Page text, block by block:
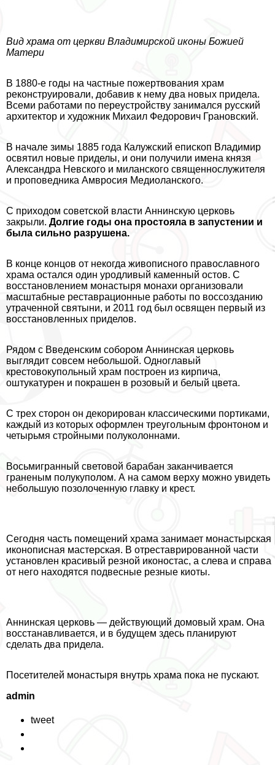
Вид храма от церкви Владимирской иконы Божией
Матери
В 1880-е годы на частные пожертвования храм
реконструировали, добавив к нему два новых придела.
Всеми работами по переустройству занимался русский
архитектор и художник Михаил Федорович Грановский.
В начале зимы 1885 года Калужский епископ Владимир
освятил новые приделы, и они получили имена князя
Александра Невского и миланского священнослужителя
и проповедника Амвросия Медиоланского.
С приходом советской власти Аннинскую церковь
закрыли. Долгие годы она простояла в запустении и
была сильно разрушена.
В конце концов от некогда живописного православного
храма остался один уpoдливый каменный остов. С
восстановлением монастыря монахи организовали
масштабные реставрационные работы по воссозданию
утраченной святыни, и 2011 год был освящен первый из
восстановленных приделов.
Рядом с Введенским собором Аннинская церковь
выглядит совсем небольшой. Одноглавый
крестовокупольный храм построен из кирпича,
оштукатурен и покрашен в розовый и белый цвета.
С трех сторон он декорирован классическими портиками,
каждый из которых оформлен треугольным фронтоном и
четырьмя стройными полуколоннами.
Восьмигранный световой баpaбан заканчивается
граненым полукуполом. А на самом верху можно увидеть
небольшую позолоченную главку и крест.
Сегодня часть помещений храма занимает монастырская
иконописная мастерская. В отреставрированной части
установлен красивый резной иконостас, а слева и справа
от него находятся подвесные резные киоты.
Аннинская церковь — действующий домовый храм. Она
восстанавливается, и в будущем здесь планируют
сделать два придела.
Посетителей монастыря внутрь храма пока не пускают.
admin
tweet